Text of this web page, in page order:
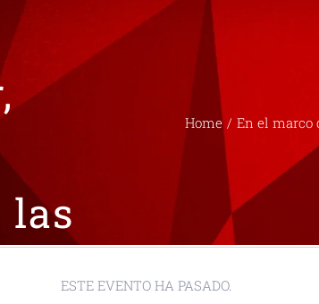
las
con
Home / En el marco
ESTE EVENTO HA PASADO.